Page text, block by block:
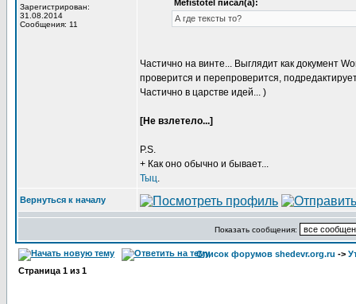
Зарегистрирован:
31.08.2014
Сообщения: 11
Mefistotel писал(а):
А где тексты то?
Частично на винте... Выглядит как документ
проверится и перепроверится,
Частично в царстве идей... )
[Не взлетело...]
P.S.
+ Как оно обычно и бывает...
Тыц.
Вернуться к началу
Показать сообщения:
Список форумов shedevr.org.ru ->
Страница 1 из 1